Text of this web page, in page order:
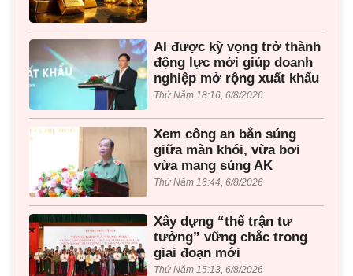
AI được kỳ vọng trở thành
động lực mới giúp doanh
nghiệp mở rộng xuất khẩu
Thứ Năm 18:16, 6/8/2026
Xem công an bắn súng
giữa màn khói, vừa bơi
vừa mang súng AK
Thứ Năm 16:44, 6/8/2026
Xây dựng “thế trận tư
tưởng” vững chắc trong
giai đoạn mới
Thứ Năm 15:13, 6/8/2026